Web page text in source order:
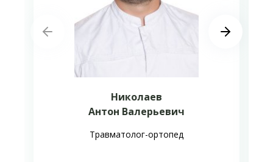
Николаев
Антон Валерьевич
Травматолог-ортопед